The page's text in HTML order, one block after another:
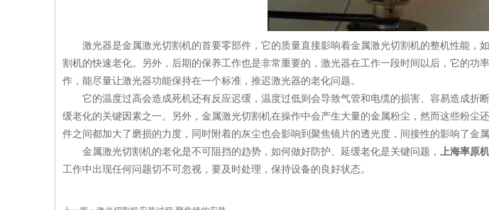
激光器是金属激光切割机的首要零部件，它的质量直接影响着金属激光切割机的整机性能，
割机的快速老化。另外，后期的保养工作也是非常重要的，激光器在工作一段时间以后，它的功
作，能尽量让激光器功能保持在一个标准，推迟激光器的老化问题。
它的温度过高会造成死机还有反应迟缓，温度过低则会导致气管和电缆的损害、容易造成折
缓老化的关键因素之一。另外，金属激光切割机在操作中会产生大量的金属粉尘，然而这些粉尘
件之间都加大了磨损的力度，同时附着的灰尘也会影响到聚焦镜片的透光度，间接性的影响了金
金属激光切割机的老化是不可阻挡的趋势，如何做好防护、延缓老化是关键问题， 上海率原
工作中出现任何问题切不可忽视，要及时处理，保持设备的良好状态。